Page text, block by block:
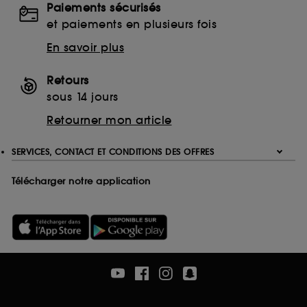
Ethanolamine (ETA)
Monoethanolamine (MEA)
Triethanolamine (TEA)
Ethylenediaminetetraacetic Acid
Disodium EDTA
Tetrasodium EDTA
Paiements sécurisés
et paiements en plusieurs fois
En savoir plus
Retours
sous 14 jours
Retourner mon article
SERVICES, CONTACT ET CONDITIONS DES OFFRES
Télécharger notre application